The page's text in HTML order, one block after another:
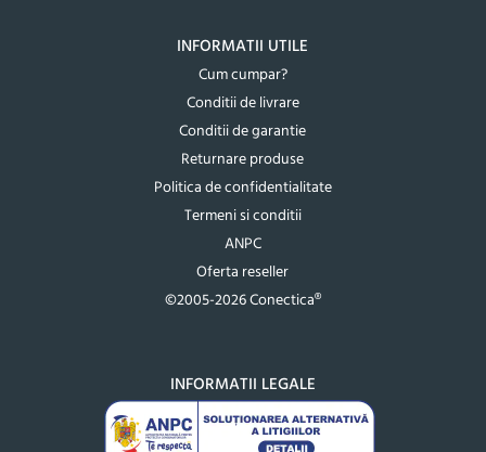
INFORMATII UTILE
Cum cumpar?
Conditii de livrare
Conditii de garantie
Returnare produse
Politica de confidentialitate
Termeni si conditii
ANPC
Oferta reseller
©2005-2026 Conectica®
INFORMATII LEGALE